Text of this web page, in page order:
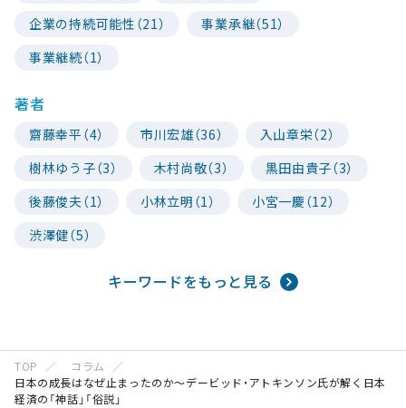
企業の持続可能性（21）
事業承継（51）
事業継続（1）
著者
齋藤幸平（4） 市川宏雄（36）
入山章栄（2）
樹林ゆう子（3）
木村尚敬（3）
黒田由貴子（3）
後藤俊夫（1）
小林立明（1）
小宮一慶（12）
渋澤健（5）
キーワードをもっと見る
TOP
コラム
日本の成長はなぜ止まったのか～デービッド・アトキンソン氏が解く日本
経済の「神話」「俗説」